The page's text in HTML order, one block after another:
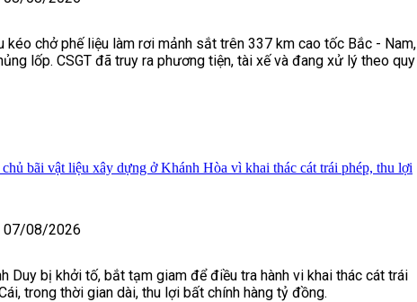
kéo chở phế liệu làm rơi mảnh sắt trên 337 km cao tốc Bắc - Nam,
lốp. CSGT đã truy ra phương tiện, tài xế và đang xử lý theo quy
bãi vật liệu xây dựng ở Khánh Hòa vì khai thác cát trái phép, thu lợi
07/08/2026
Duy bị khởi tố, bắt tạm giam để điều tra hành vi khai thác cát trái
trong thời gian dài, thu lợi bất chính hàng tỷ đồng.